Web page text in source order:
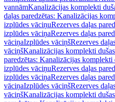
vannāmKanalizācijas komplekti
daļas paredzētas: Kanalizācijas
izplūdes vāciņuRezerves daļas
izplūdes vāciņaRezerves daļas
vāciņaIzplūdes vāciņšRezerves
vāciņšKanalizācijas komplekti
paredzētas: Kanalizācijas
izplūdes vāciņuRezerves daļas
izplūdes vāciņaRezerves daļas
vāciņaIzplūdes vāciņšRezerves
vāciņšKanalizācijas komplekti